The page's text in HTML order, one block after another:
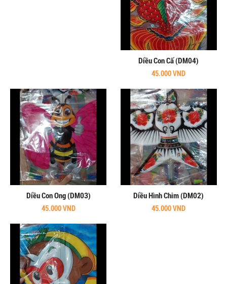
Diều Con Cấ (DM04)
45.000 VND
Diều Con Ong (DM03)
45.000 VND
Diều Hình Chim (DM02)
45.000 VND